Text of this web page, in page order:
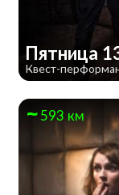
Пятница
Квест-
593 км